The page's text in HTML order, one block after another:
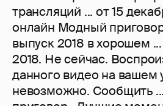
трансляций ... от 15
онлайн Модный
выпуск 2018 в хорошем
2018. Не сейчас.
данного видео на вашем
невозможно. Сообщить